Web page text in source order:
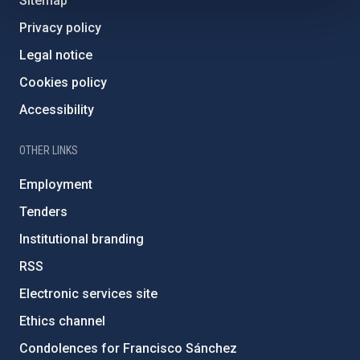
Privacy policy
Legal notice
Cookies policy
Accessibility
OTHER LINKS
Employment
Tenders
Institutional branding
RSS
Electronic services site
Ethics channel
Condolences for Francisco Sánchez